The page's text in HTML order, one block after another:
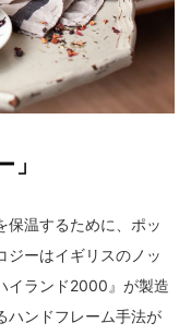
保温するために、ポッ
ジーはイギリスのノッ
イランド2000』が製造
ハンドフレーム手法が